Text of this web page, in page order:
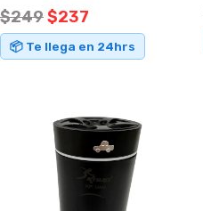
$249$237
📦 Te llega en 24hrs